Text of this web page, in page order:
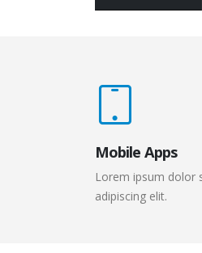
Mobile Apps
Lorem ipsum dolor
adipiscing elit.